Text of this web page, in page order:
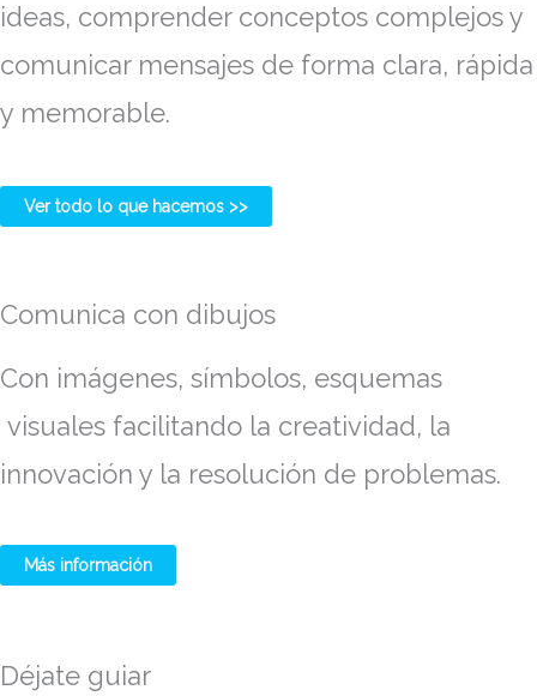
ideas, comprender conceptos complejos y
comunicar mensajes de forma clara, rápida
y memorable.
Ver todo lo que hacemos >>
Comunica con dibujos
Con imágenes, símbolos, esquemas
visuales facilitando la creatividad, la
innovación y la resolución de problemas.
Más información
Déjate guiar